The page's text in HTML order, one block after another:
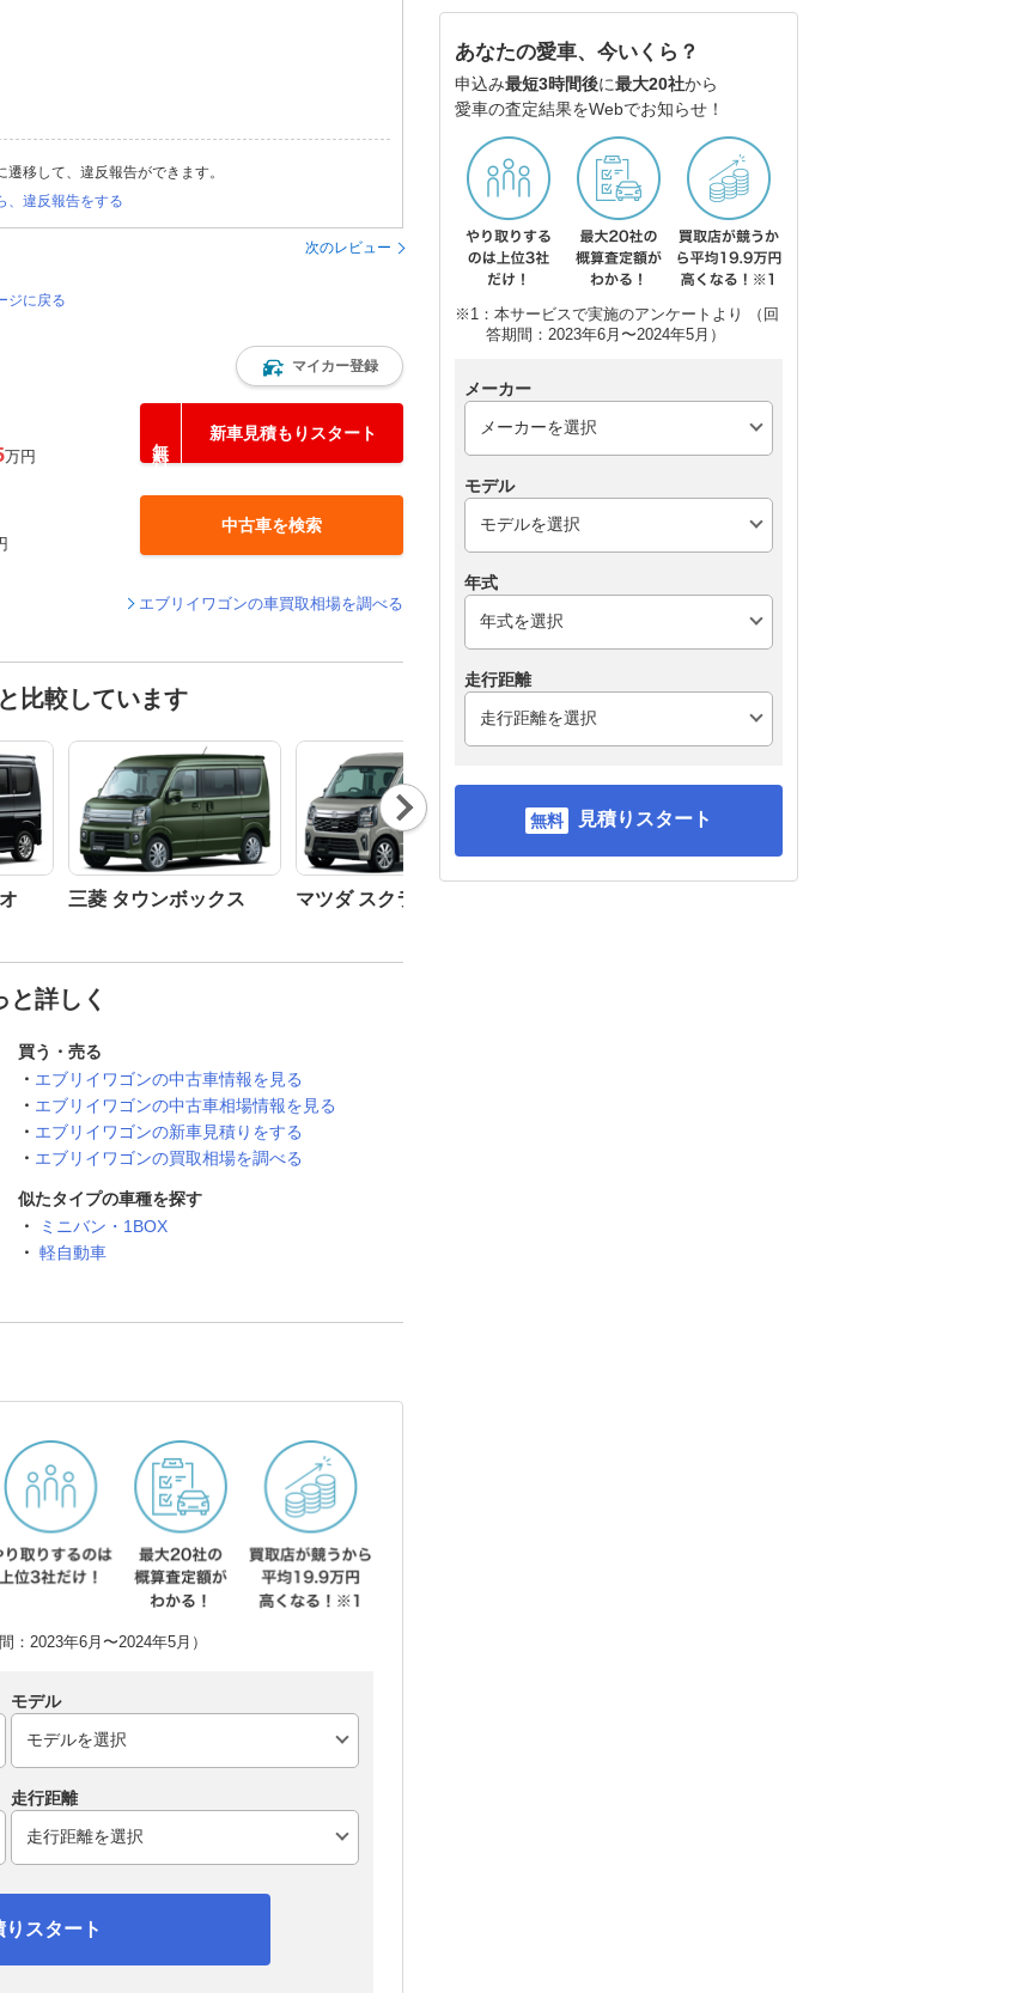
移して、違反報告ができます。
、違反報告をする
次のレビュー
ジに戻る
マイカー登録
万円
新車見積もりスタート
中古車を検索
エブリイワゴンの車買取相場を調べる
比較しています
三菱 タウンボックス マツダ スクラムワゴン
Nex
t
詳しく
買う・売る
エブリイワゴンの中古車情報を見る
エブリイワゴンの中古車相場情報を見る
エブリイワゴンの新車見積りをする
エブリイワゴンの買取相場を調べる
似たタイプの車種を探す
ミニバン・1BOX
軽自動車
2023年6月〜2024年5月）
モデル
走行距離
りスタート
あなたの愛車、今いくら？
申込み最短3時間後に最大20社から
愛車の査定結果をWebでお知らせ！
※1：本サービスで実施のアンケートより （回
答期間：2023年6月〜2024年5月）
メーカー
モデル
年式
走行距離
見積りスタート